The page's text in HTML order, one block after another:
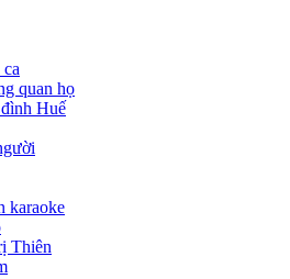
quan họ
Huế
karaoke
Thiên